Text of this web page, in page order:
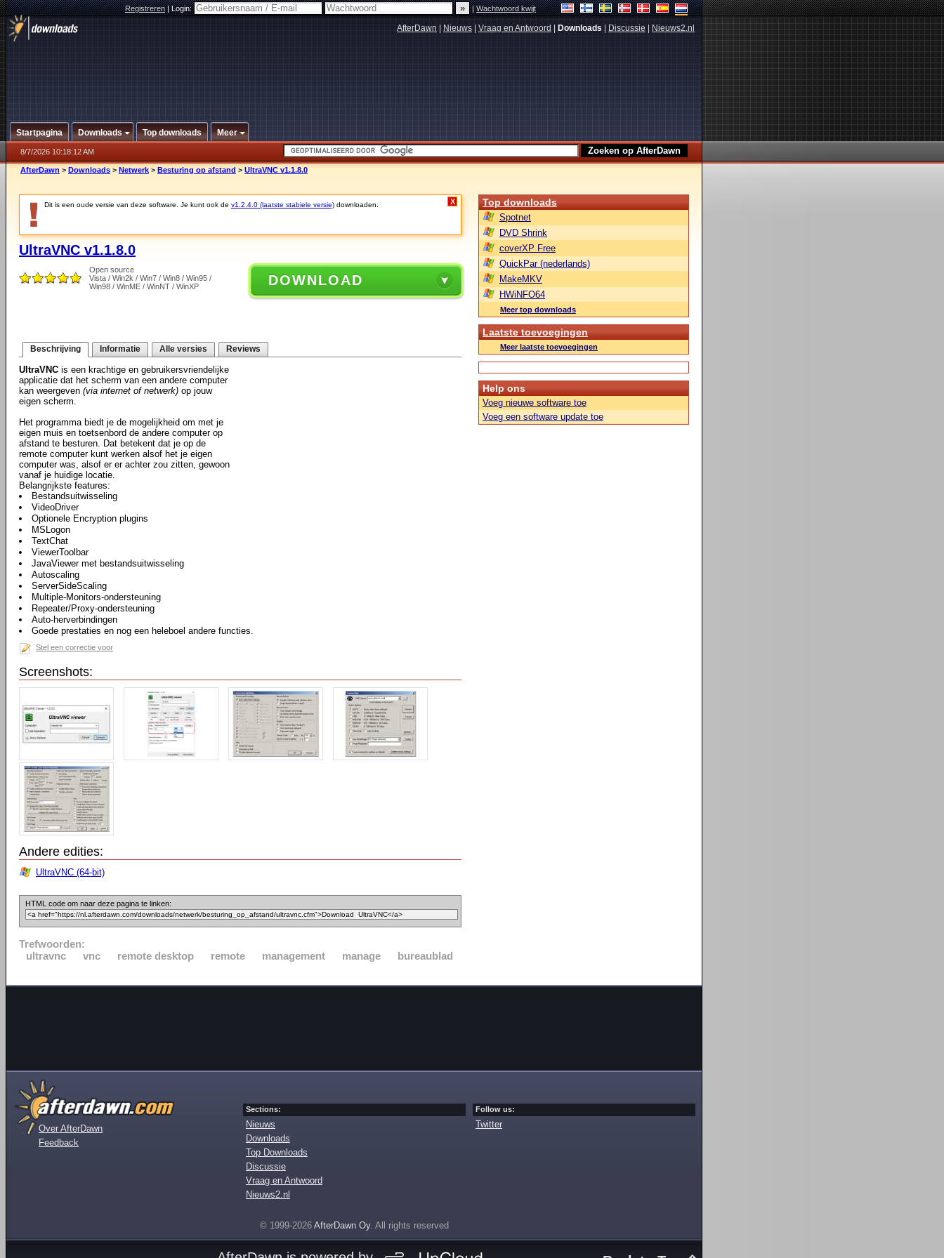
Registreren|Login: |Wachtwoord kwijt
AfterDawn Nieuws Vraag en Antwoord Downloads Discussie Nieuws2.nl
Startpagina Downloads Top downloads Meer
8/7/2026 10:18:12 AM
AfterDawn > Downloads > Netwerk > Besturing op afstand > UltraVNC v1.1.8.0
Dit is een oude versie van deze software. Je kunt ook de v1.2.4.0 (laatste stabiele versie) downloaden. X
UltraVNC v1.1.8.0
Open source
Vista / Win2k / Win7 / Win8 / Win95 /
Win98 / WinME / WinNT / WinXP
DOWNLOAD
Beschrijving Informatie Alle versies Reviews
UltraVNC is een krachtige en gebruikersvriendelijke
applicatie dat het scherm van een andere computer
kan weergeven (via internet of netwerk) op jouw
eigen scherm.
Het programma biedt je de mogelijkheid om met je
eigen muis en toetsenbord de andere computer op
afstand te besturen. Dat betekent dat je op de
remote computer kunt werken alsof het je eigen
computer was, alsof er er achter zou zitten, gewoon
vanaf je huidige locatie.
Belangrijkste features:
Bestandsuitwisseling
VideoDriver
Optionele Encryption plugins
MSLogon
TextChat
ViewerToolbar
JavaViewer met bestandsuitwisseling
Autoscaling
ServerSideScaling
Multiple-Monitors-ondersteuning
Repeater/Proxy-ondersteuning
Auto-herverbindingen
Goede prestaties en nog een heleboel andere functies.
Stel een correctie voor
Screenshots:
Andere edities:
UltraVNC (64-bit)
HTML code om naar deze pagina te linken:
Trefwoorden:
ultravnc
vnc remote desktop remote management manage bureaublad
Top downloads
Spotnet
DVD Shrink
coverXP Free
QuickPar (nederlands)
MakeMKV
HWiNFO64
Meer top downloads
Laatste toevoegingen
Meer laatste toevoegingen
Help ons
Voeg nieuwe software toe
Voeg een software update toe
Over AfterDawn
Feedback
Sections:
Nieuws
Downloads
Top Downloads
Discussie
Vraag en Antwoord
Nieuws2.nl
Follow us:
Twitter
© 1999-2026 AfterDawn Oy. All rights reserved